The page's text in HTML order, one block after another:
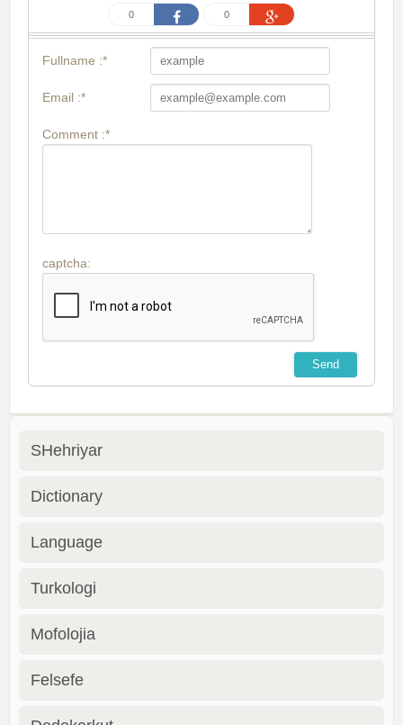
0 0
Fullname :*
Email :*
Comment :*
captcha:
SHehriyar
Dictionary
Language
Turkologi
Mofolojia
Felsefe